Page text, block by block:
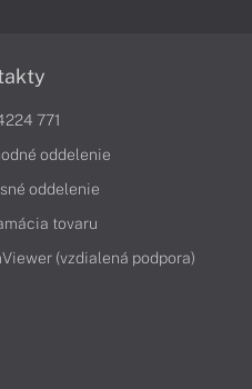
771
oddelenie
oddelenie
tovaru
(vzdialená podpora)